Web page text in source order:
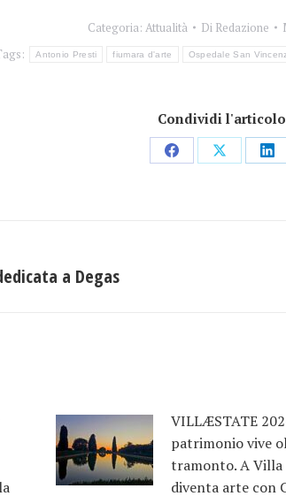
Categoria: Attualità Di Redazione
Antonio Presti fiumara d'arte Ospedale San
Condividi l'articolo
CondividiCondividi
a Degas
VILLÆSTATE
patrimonio vive
tramonto. A Villa
diventa arte con